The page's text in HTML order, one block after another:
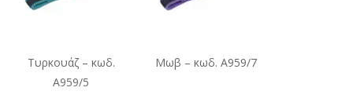
Τυρκουάζ – κωδ.
A959/5
Μωβ – κωδ. A959/7